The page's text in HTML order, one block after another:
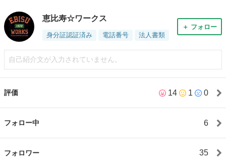
恵比寿☆ワークス
身分証認証済み 電話番号 法人書類
＋ フォロー
自己紹介文が入力されていません。
評価 14 1 0
フォロー中 6
フォロワー 35